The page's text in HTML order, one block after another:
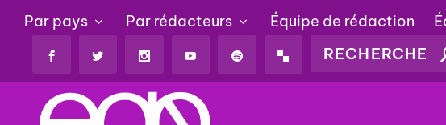
Par pays Par rédacteurs Équipe de rédaction